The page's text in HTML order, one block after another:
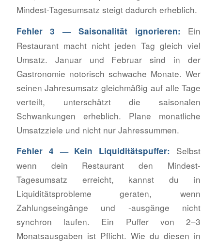
Mindest-Tagesumsatz steigt dadurch erheblich.
Fehler 3 — Saisonalität ignorieren: Ein
Restaurant macht nicht jeden Tag gleich viel
Umsatz. Januar und Februar sind in der
Gastronomie notorisch schwache Monate. Wer
seinen Jahresumsatz gleichmäßig auf alle Tage
verteilt, unterschätzt die saisonalen
Schwankungen erheblich. Plane monatliche
Umsatzziele und nicht nur Jahressummen.
Fehler 4 — Kein Liquiditätspuffer: Selbst
wenn dein Restaurant den Mindest-
Tagesumsatz erreicht, kannst du in
Liquiditätsprobleme geraten, wenn
Zahlungseingänge und -ausgänge nicht
synchron laufen. Ein Puffer von 2–3
Monatsausgaben ist Pflicht. Wie du diesen in